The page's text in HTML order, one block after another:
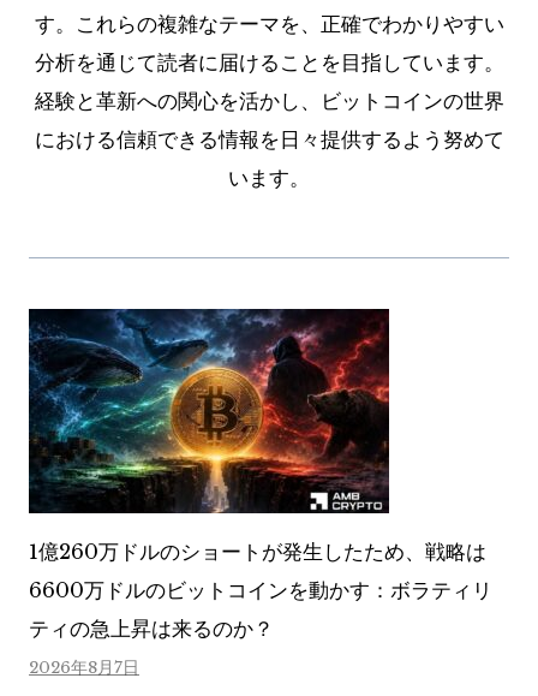
す。これらの複雑なテーマを、正確でわかりやすい
分析を通じて読者に届けることを目指しています。
経験と革新への関心を活かし、ビットコインの世界
における信頼できる情報を日々提供するよう努めて
います。
1億260万ドルのショートが発生したため、戦略は
6600万ドルのビットコインを動かす：ボラティリ
ティの急上昇は来るのか？
2026年8月7日